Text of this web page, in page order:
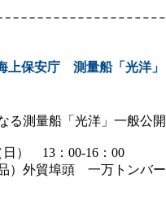
上保安庁 測量船「光洋」
る測量船「光洋」一般公開
日） 13：00-16：00
）外貿埠頭 一万トンバ